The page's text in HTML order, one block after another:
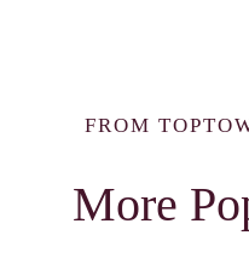
FROM
More